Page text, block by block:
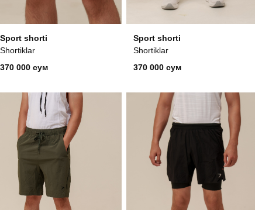
Sport shorti
Shortiklar
370 000 сум
Sport shorti
Shortiklar
370 000 сум